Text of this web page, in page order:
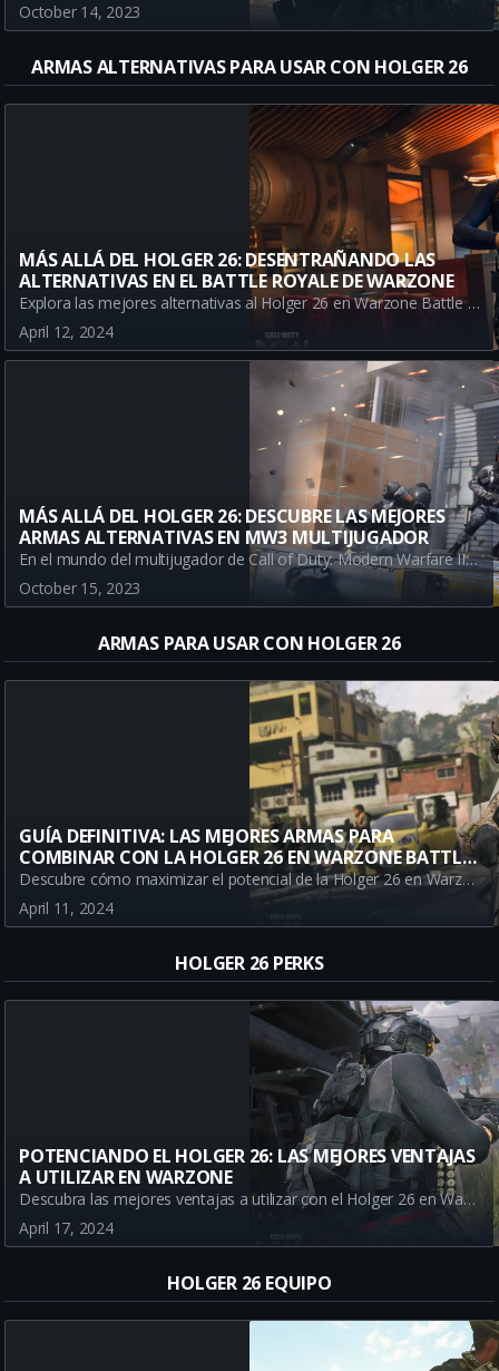
October 14, 2023
ARMAS ALTERNATIVAS PARA USAR CON HOLGER 26
MÁS ALLÁ DEL HOLGER 26: DESENTRAÑANDO LAS
ALTERNATIVAS EN EL BATTLE ROYALE DE WARZONE
Explora las mejores alternativas al Holger 26 en Warzone Battle Royale. Esta guía te ofrece un análisis detallado de diferentes armas que podrían adaptarse mejor a tu estilo de juego, incluyendo la Bruen Mk9, el SOA Subverter y el Pulemyot 762.
April 12, 2024
MÁS ALLÁ DEL HOLGER 26: DESCUBRE LAS MEJORES
ARMAS ALTERNATIVAS EN MW3 MULTIJUGADOR
En el mundo del multijugador de Call of Duty: Modern Warfare III, siempre puede haber una arma mejor. Descubre las mejores alternativas al Holger 26 de MW3.
October 15, 2023
ARMAS PARA USAR CON HOLGER 26
GUÍA DEFINITIVA: LAS MEJORES ARMAS PARA
COMBINAR CON LA HOLGER 26 EN WARZONE BATTLE
ROYALE
Descubre cómo maximizar el potencial de la Holger 26 en Warzone Battle Royale con nuestra guía para emparejarla con las mejores armas. Aprende las mejores combinaciones y tácticas para dominar en el mapa de Urzikstan.
April 11, 2024
HOLGER 26 PERKS
POTENCIANDO EL HOLGER 26: LAS MEJORES VENTAJAS
A UTILIZAR EN WARZONE
Descubra las mejores ventajas a utilizar con el Holger 26 en Warzone. Incluyendo Tiempo doble, Prestidigitación, Parche rápido, y Fantasma. Conviértete en la élite de Warzone con nuestro guía de ventajas para el Holger 26.
April 17, 2024
HOLGER 26 EQUIPO